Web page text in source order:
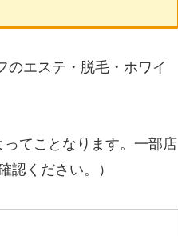
のエステ・脱毛・ホワイ
てことなります。一部店
認ください。）